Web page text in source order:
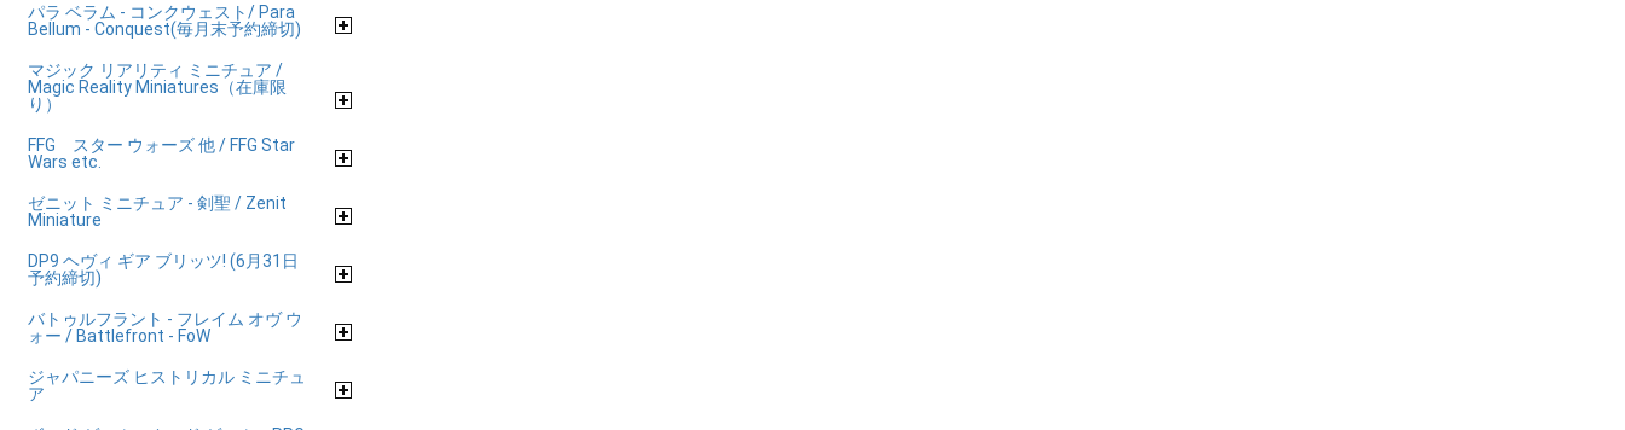
パラ ベラム - コンクウェスト/ Para
Bellum - Conquest(毎月末予約締切)
マジック リアリティ ミニチュア /
Magic Reality Miniatures（在庫限
り）
FFG スター ウォーズ 他 / FFG Star
Wars etc.
ゼニット ミニチュア - 剣聖 / Zenit
Miniature
DP9 ヘヴィ ギア ブリッツ! (6月31日
予約締切)
バトゥルフラント - フレイム オヴ ウ
ォー / Battlefront - FoW
ジャパニーズ ヒストリカル ミニチュ
ア